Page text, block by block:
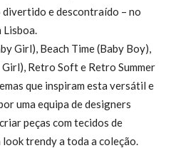
e descontraído – no
Lisboa.
Girl), Beach Time (Baby Boy),
Retro Soft e Retro Summer
que inspiram esta versátil e
uma equipa de designers
peças com tecidos de
look trendy a toda a coleção.